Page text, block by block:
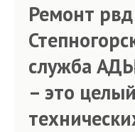
Ремонт
служба
– это